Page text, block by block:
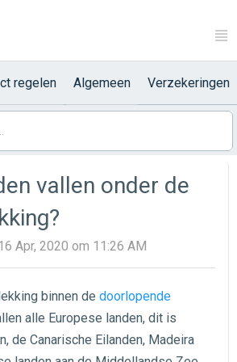
regelen Algemeen Verzekeringen
vallen onder de
Apr, 2020 om 11:26 AM
binnen de doorlopende
alle Europese landen, dit is
de Canarische Eilanden, Madeira